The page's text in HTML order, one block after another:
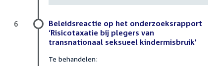
Beleidsreactie op het onderzoeksrapport
‘Risicotaxatie bij plegers van
transnationaal seksueel kindermisbruik’
Te behandelen:
6